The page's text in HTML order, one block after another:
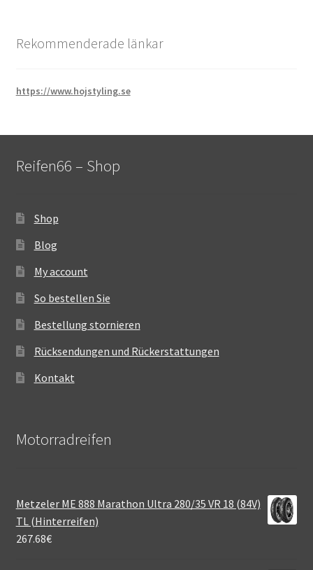
Rekommenderade länkar
https://www.hojstyling.se
Reifen66 – Shop
Shop
Blog
My account
So bestellen Sie
Bestellung stornieren
Rücksendungen und Rückerstattungen
Kontakt
Motorradreifen
Metzeler ME 888 Marathon Ultra 280/35 VR 18 (84V)
TL (Hinterreifen)
267.68€